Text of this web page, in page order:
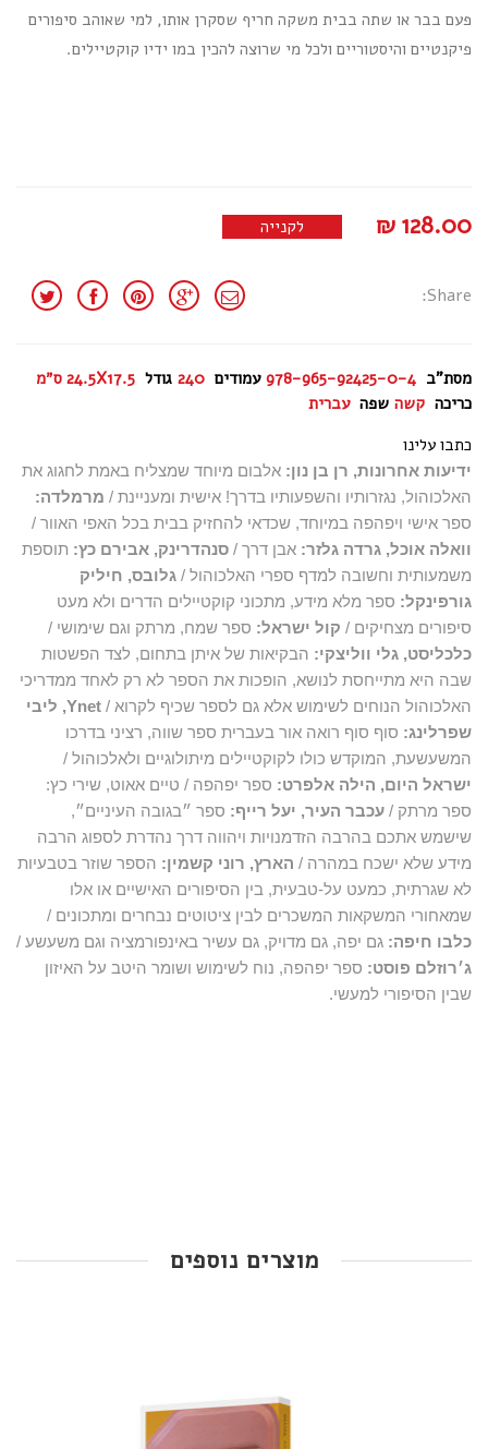
פעם בבר או שתה בבית משקה חריף שסקרן אותו, למי שאוהב סיפורים
פיקנטיים והיסטוריים ולכל מי שרוצה להכין במו ידיו קוקטיילים.
₪ 128.00 לקנייה
Share:
מסת"ב 978-965-92425-0-4 עמודים 240 גודל 24.5X17.5 ס״מ
כריכה קשה שפה עברית
כתבו עלינו
ידיעות אחרונות, רן בן נון: אלבום מיוחד שמצליח באמת לחגוג את
האלכוהול, נגזרותיו והשפעותיו בדרך! אישית ומעניינת / מרמלדה:
ספר אישי ויפהפה במיוחד, שכדאי להחזיק בבית בכל האפי האוור /
וואלה אוכל, גרדה גלזר: אבן דרך / סנהדרינק, אבירם כץ: תוספת
משמעותית וחשובה למדף ספרי האלכוהול / גלובס, חיליק
גורפינקל: ספר מלא מידע, מתכוני קוקטיילים הדרים ולא מעט
סיפורים מצחיקים / קול ישראל: ספר שמח, מרתק וגם שימושי /
כלכליסט, גלי ווליצקי: הבקיאות של איתן בתחום, לצד הפשטות
שבה היא מתייחסת לנושא, הופכות את הספר לא רק לאחד ממדריכי
האלכוהול הנוחים לשימוש אלא גם לספר שכיף לקרוא /
Ynet, ליבי
שפרלינג: סוף סוף רואה אור בעברית ספר שווה, רציני בדרכו
המשעשעת, המוקדש כולו לקוקטיילים מיתולוגיים ולאלכוהול /
ישראל היום, הילה אלפרט: ספר יפהפה / טיים אאוט, שירי כץ:
ספר מרתק / עכבר העיר, יעל רייף: ספר ״בגובה העיניים״,
שישמש אתכם בהרבה הזדמנויות ויהווה דרך נהדרת לספוג הרבה
מידע שלא ישכח במהרה / הארץ, רוני קשמין: הספר שוזר בטבעיות
לא שגרתית, כמעט על-טבעית, בין הסיפורים האישיים או אלו
שמאחורי המשקאות המשכרים לבין ציטוטים נבחרים ומתכונים /
כלבו חיפה: גם יפה, גם מדויק, גם עשיר באינפורמציה וגם משעשע /
ג׳רוזלם פוסט: ספר יפהפה, נוח לשימוש ושומר היטב על האיזון
שבין הסיפורי למעשי.
מוצרים נוספים